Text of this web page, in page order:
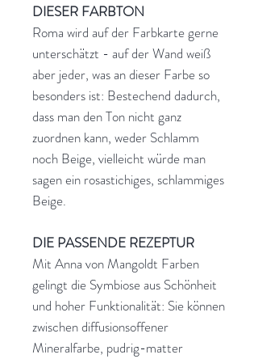
DIESER FARBTON
Roma wird auf der Farbkarte gerne
unterschätzt - auf der Wand weiß
aber jeder, was an dieser Farbe so
besonders ist: Bestechend dadurch,
dass man den Ton nicht ganz
zuordnen kann, weder Schlamm
noch Beige, vielleicht würde man
sagen ein rosastichiges, schlammiges
Beige.
DIE PASSENDE REZEPTUR
Mit Anna von Mangoldt Farben
gelingt die Symbiose aus Schönheit
und hoher Funktionalität: Sie können
zwischen diffusionsoffener
Mineralfarbe, pudrig-matter